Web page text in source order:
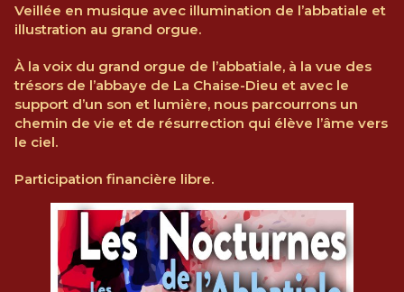
Veillée en musique avec illumination de l’abbatiale et
illustration au grand orgue.
À la voix du grand orgue de l’abbatiale, à la vue des
trésors de l’abbaye de La Chaise-Dieu et avec le
support d’un son et lumière, nous parcourrons un
chemin de vie et de résurrection qui élève l’âme vers
le ciel.
Participation financière libre.